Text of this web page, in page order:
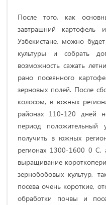
После того, как
завтрашний
Узбекистане, можно
культуры и собрать
возможность сажать
рано посеянного
зерновых полей. После
колосом, в южных
районах 110-120 дней
период
получить в южных
регионах 1300-1600 0 C,
выращивание
зернобобовых культур,
посева очень короткие,
обработки почвы и